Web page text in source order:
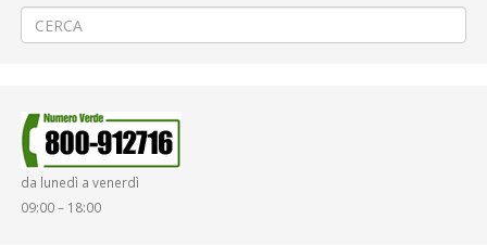
da lunedì a venerdì
09:00 – 18:00